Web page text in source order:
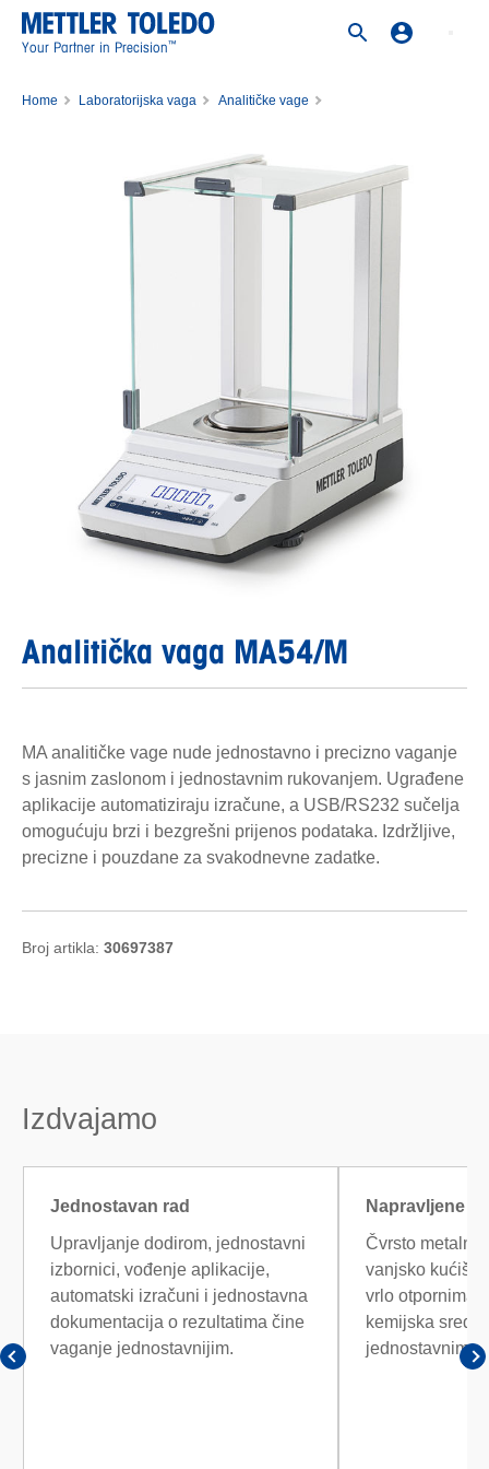
Your Partner in Precision™
Home Laboratorijska vaga
Analitičke vage
Analitička vaga MA54/M
MA analitičke vage nude jednostavno i precizno vaganje
s jasnim zaslonom i jednostavnim rukovanjem. Ugrađene
aplikacije automatiziraju izračune, a USB/RS232 sučelja
omogućuju brzi i bezgrešni prijenos podataka. Izdržljive,
precizne i pouzdane za svakodnevne zadatke.
Broj artikla: 30697387
Izdvajamo
Jednostavan rad
Upravljanje dodirom, jednostavni
izbornici, vođenje aplikacije,
automatski izračuni i jednostavna
dokumentacija o rezultatima čine
vaganje jednostavnijim.
Napravljene
Čvrsto metalno
vanjsko
vrlo otpornima
kemijska
jednostavnima